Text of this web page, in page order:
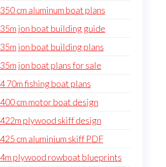
350 cm aluminum boat plans
35m jon boat building guide
35m jon boat building plans
35m jon boat plans for sale
4 70m fishing boat plans
400 cm motor boat design
422m plywood skiff design
425 cm aluminium skiff PDF
4m plywood rowboat blueprints